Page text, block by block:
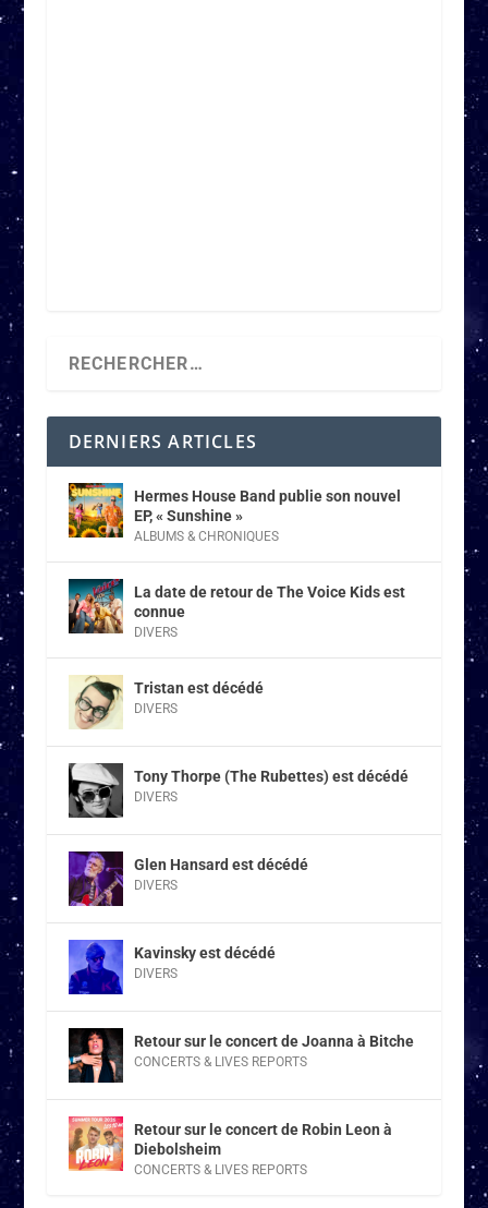
DERNIERS ARTICLES
Hermes House Band publie son nouvel
EP, « Sunshine »
ALBUMS & CHRONIQUES
La date de retour de The Voice Kids est
connue
DIVERS
Tristan est décédé
DIVERS
Tony Thorpe (The Rubettes) est décédé
DIVERS
Glen Hansard est décédé
DIVERS
Kavinsky est décédé
DIVERS
Retour sur le concert de Joanna à Bitche
CONCERTS & LIVES REPORTS
Retour sur le concert de Robin Leon à
Diebolsheim
CONCERTS & LIVES REPORTS